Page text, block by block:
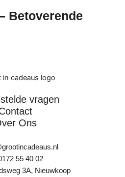
Betoverende
vragen
Ons
55 40 02
3A, Nieuwkoop